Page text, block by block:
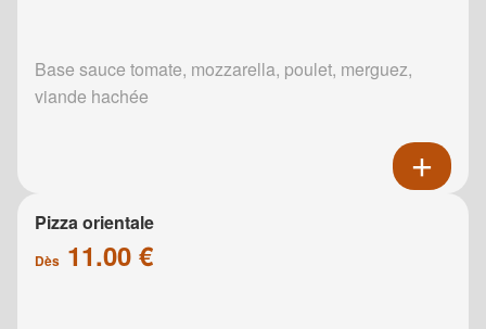
Base sauce tomate, mozzarella, poulet, merguez,
viande hachée
Pizza orientale
Dès 11.00 €